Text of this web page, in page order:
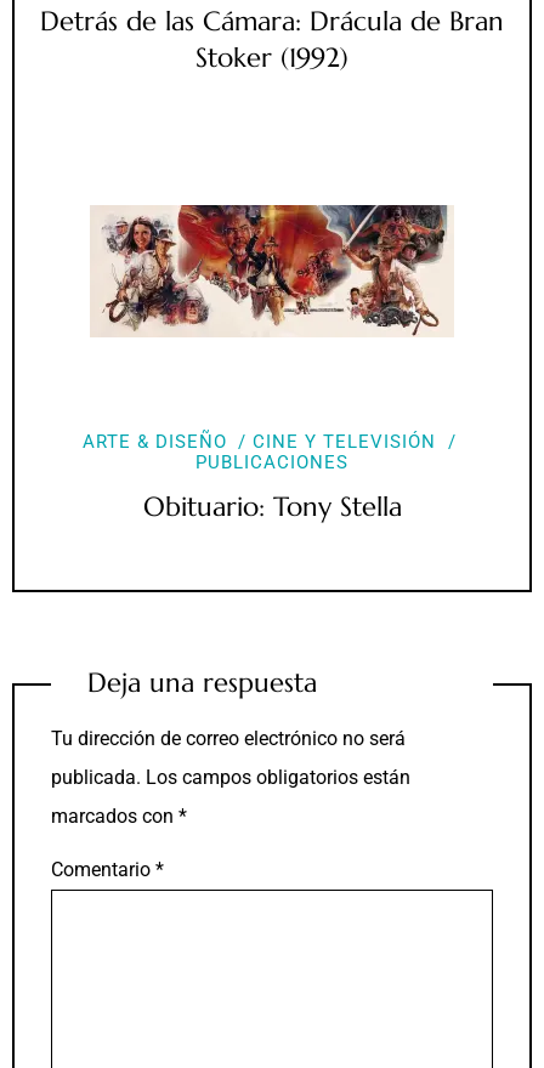
Detrás de las Cámara: Drácula de Bran
Stoker (1992)
ARTE & DISEÑO
CINE Y TELEVISIÓN
PUBLICACIONES
Obituario: Tony Stella
Deja una respuesta
Tu dirección de correo electrónico no será
publicada. Los campos obligatorios están
marcados con *
Comentario *